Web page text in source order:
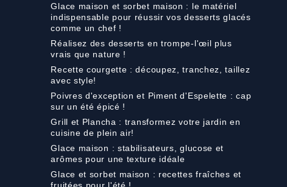
Glace maison et sorbet maison : le matériel
indispensable pour réussir vos desserts glacés
comme un chef !
Réalisez des desserts en trompe-l'œil plus
vrais que nature !
Recette courgette : découpez, tranchez, taillez
avec style!
Poivres d'exception et Piment d'Espelette : cap
sur un été épicé !
Grill et Plancha : transformez votre jardin en
cuisine de plein air!
Glace maison : stabilisateurs, glucose et
arômes pour une texture idéale
Glace et sorbet maison : recettes fraîches et